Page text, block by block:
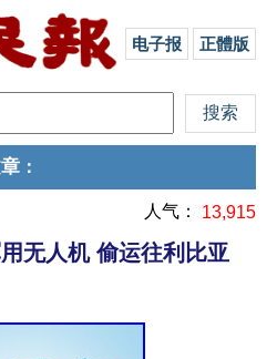
电子报 正體版
：
人气： 13,915
无人机 偷运往利比亚